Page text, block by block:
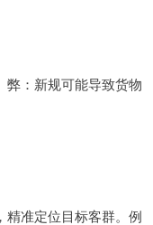
弊：新规可能导致货物
精准定位目标客群。例